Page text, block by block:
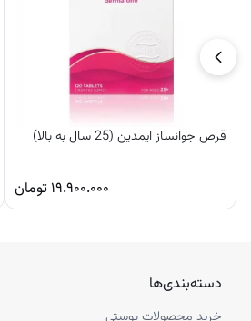
قرص جوانساز ایمدین (25 سال به بالا)
۱۹.۹۰۰.۰۰۰ تومان
دسته‌بندی‌ها
خرید محصولات پوستی